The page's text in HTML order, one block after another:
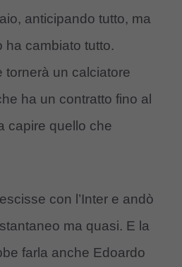
anticipando tutto, ma
ha cambiato tutto.
tornerà un calciatore
ha un contratto fino al
capire quello che
con l’Inter e andò
ma quasi. E la
farla anche Edoardo